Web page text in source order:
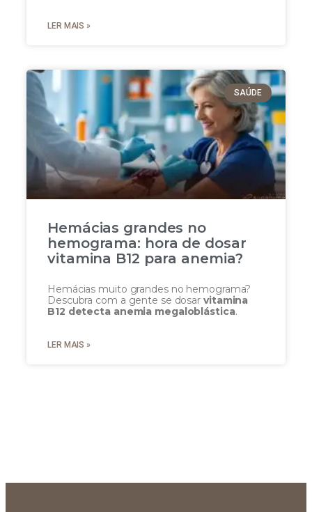
LER MAIS »
SAÚDE
Hemácias grandes no
hemograma: hora de dosar
vitamina B12 para anemia?
Hemácias muito grandes no hemograma?
Descubra com a gente se dosar vitamina
B12 detecta anemia megaloblástica.
LER MAIS »